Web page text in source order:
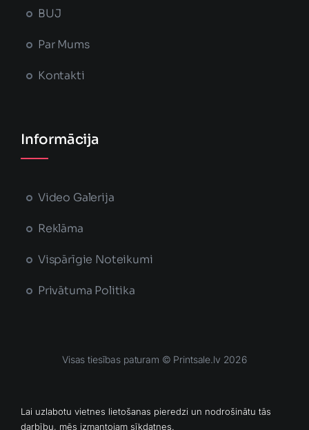
BUJ
Par Mums
Kontakti
Informācija
Video Galerija
Reklāma
Vispārīgie Noteikumi
Privātuma Politika
Visas tiesības paturam © Printsale.lv 2026
Lai uzlabotu vietnes lietošanas pieredzi un nodrošinātu tās
darbību, mēs izmantojam sīkdatnes.